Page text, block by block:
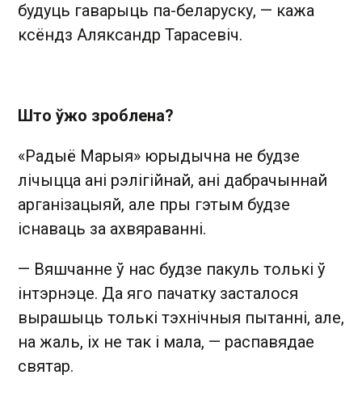
будуць гаварыць па-­беларуску, — кажа
ксёндз Аляксандр Тарасевіч.
Што ўжо зроблена?
«Радыё Марыя» юрыдычна не будзе
лічыцца ані рэлігійнай, ані дабрачыннай
арганізацыяй, але пры гэтым будзе
існаваць за ахвяраванні.
— Вяшчанне ў нас будзе пакуль толькі ў
інтэрнэце. Да яго пачатку засталося
вырашыць толькі тэхнічныя пытанні, але,
на жаль, іх не так і мала, — распавядае
святар.